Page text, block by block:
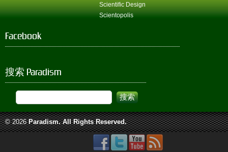
Scientific Design
Scientopolis
Facebook
搜索 Paradism
© 2026 Paradism. All Rights Reserved.